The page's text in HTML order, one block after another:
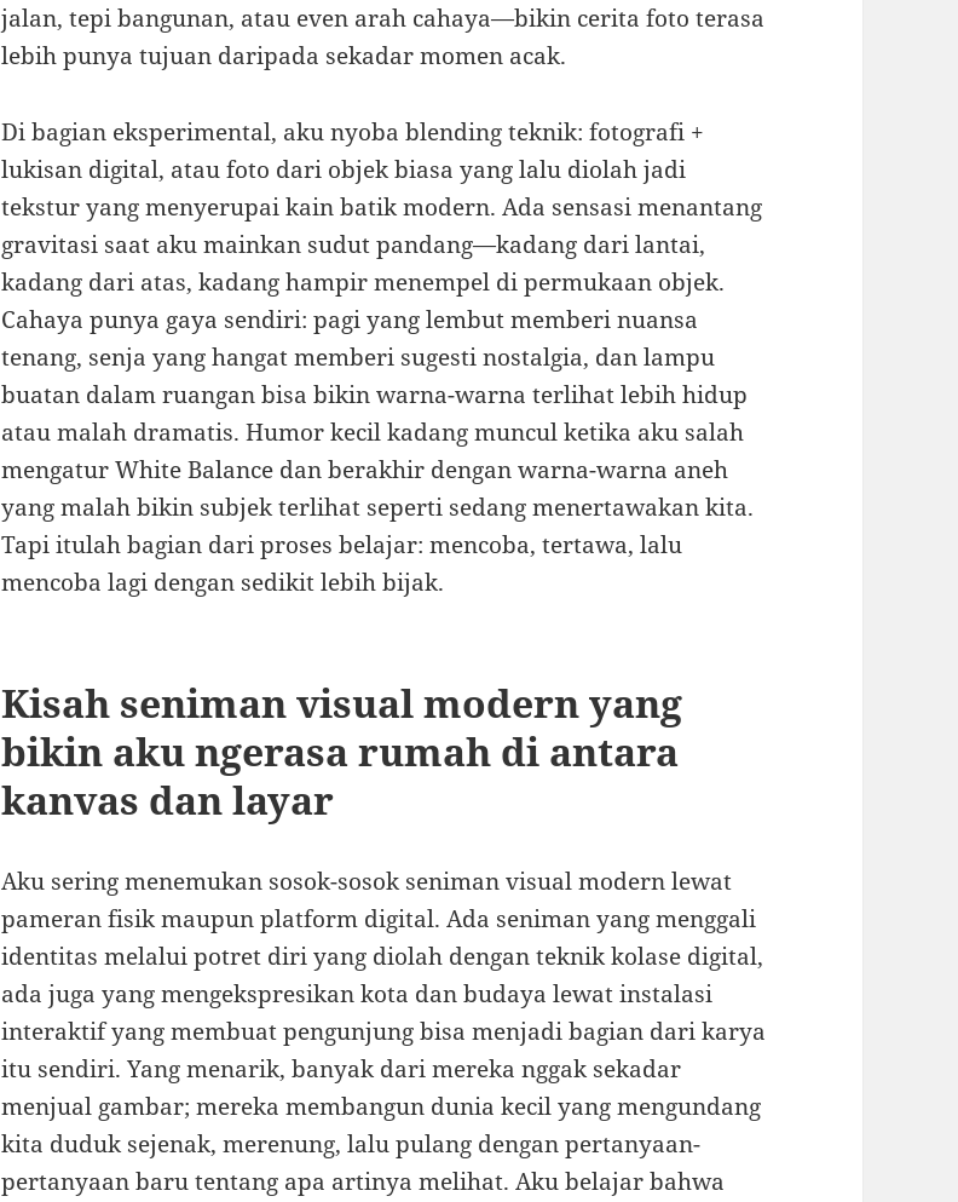
jalan, tepi bangunan, atau even arah cahaya—bikin cerita foto terasa
lebih punya tujuan daripada sekadar momen acak.
Di bagian eksperimental, aku nyoba blending teknik: fotografi +
lukisan digital, atau foto dari objek biasa yang lalu diolah jadi
tekstur yang menyerupai kain batik modern. Ada sensasi menantang
gravitasi saat aku mainkan sudut pandang—kadang dari lantai,
kadang dari atas, kadang hampir menempel di permukaan objek.
Cahaya punya gaya sendiri: pagi yang lembut memberi nuansa
tenang, senja yang hangat memberi sugesti nostalgia, dan lampu
buatan dalam ruangan bisa bikin warna-warna terlihat lebih hidup
atau malah dramatis. Humor kecil kadang muncul ketika aku salah
mengatur White Balance dan berakhir dengan warna-warna aneh
yang malah bikin subjek terlihat seperti sedang menertawakan kita.
Tapi itulah bagian dari proses belajar: mencoba, tertawa, lalu
mencoba lagi dengan sedikit lebih bijak.
Kisah seniman visual modern yang
bikin aku ngerasa rumah di antara
kanvas dan layar
Aku sering menemukan sosok-sosok seniman visual modern lewat
pameran fisik maupun platform digital. Ada seniman yang menggali
identitas melalui potret diri yang diolah dengan teknik kolase digital,
ada juga yang mengekspresikan kota dan budaya lewat instalasi
interaktif yang membuat pengunjung bisa menjadi bagian dari karya
itu sendiri. Yang menarik, banyak dari mereka nggak sekadar
menjual gambar; mereka membangun dunia kecil yang mengundang
kita duduk sejenak, merenung, lalu pulang dengan pertanyaan-
pertanyaan baru tentang apa artinya melihat. Aku belajar bahwa